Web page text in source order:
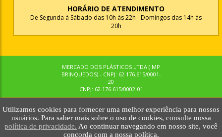
Utilizamos cookies para fornecer uma melhor experiência para nossos
usuários. Para saber mais sobre o uso de cookies, consulte nossa
política de privacidade. Ao continuar navegando em nosso site, você
concorda com a nossa política.
HORÁRIO DE ATENDIMENTO
De Segunda à Sábado das 10h às 22h - Domingos das 14h às
20h
MERCADO DOS PLÁSTICOS LTDA ( MP
BRINQUEDOS) - CNPJ: 62.176.615/0001-
20
CNPJ: 62.176.615/0002-01
© MPBRINQUEDOS. TODOS OS DIREITOS RESERVADOS. MKTNOW